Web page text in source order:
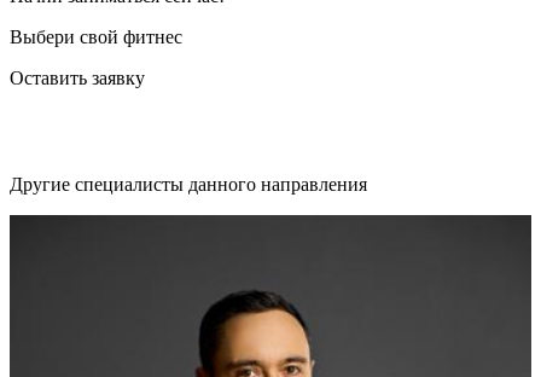
Выбери свой фитнес
Оставить заявку
Другие специалисты данного направления